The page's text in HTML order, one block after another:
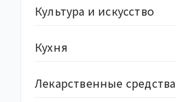
Культура и искусство
Кухня
Лекарственные средства